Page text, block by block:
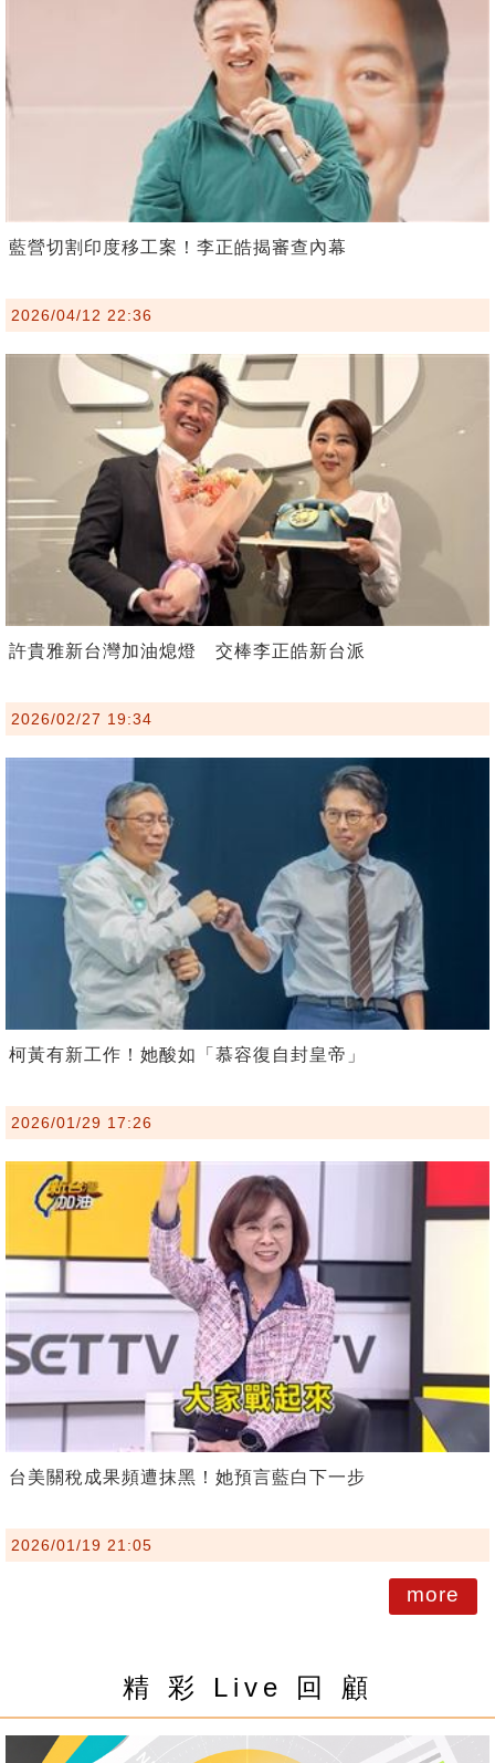
藍營切割印度移工案！李正皓揭審查內幕
2026/04/12 22:36
許貴雅新台灣加油熄燈 交棒李正皓新台派
2026/02/27 19:34
柯黃有新工作！她酸如「慕容復自封皇帝」
2026/01/29 17:26
台美關稅成果頻遭抹黑！她預言藍白下一步
2026/01/19 21:05
more
精 彩 Live 回 顧